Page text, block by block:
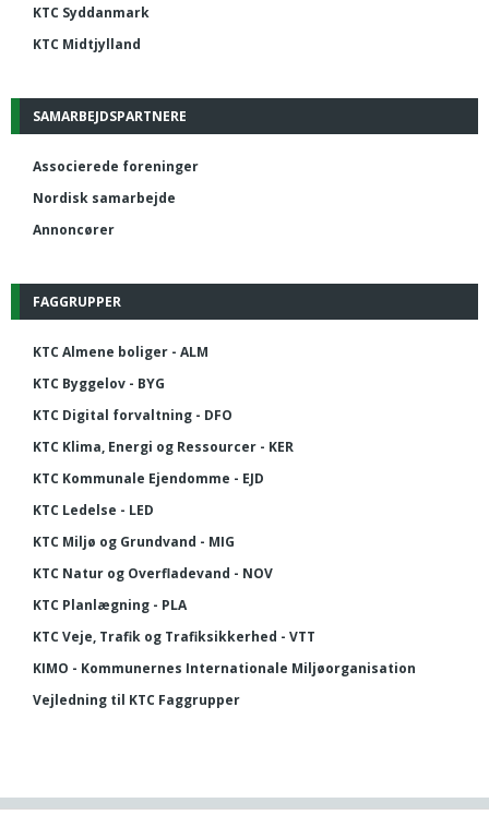
KTC Syddanmark
KTC Midtjylland
SAMARBEJDSPARTNERE
Associerede foreninger
Nordisk samarbejde
Annoncører
FAGGRUPPER
KTC Almene boliger - ALM
KTC Byggelov - BYG
KTC Digital forvaltning - DFO
KTC Klima, Energi og Ressourcer - KER
KTC Kommunale Ejendomme - EJD
KTC Ledelse - LED
KTC Miljø og Grundvand - MIG
KTC Natur og Overfladevand - NOV
KTC Planlægning - PLA
KTC Veje, Trafik og Trafiksikkerhed - VTT
KIMO - Kommunernes Internationale Miljøorganisation
Vejledning til KTC Faggrupper